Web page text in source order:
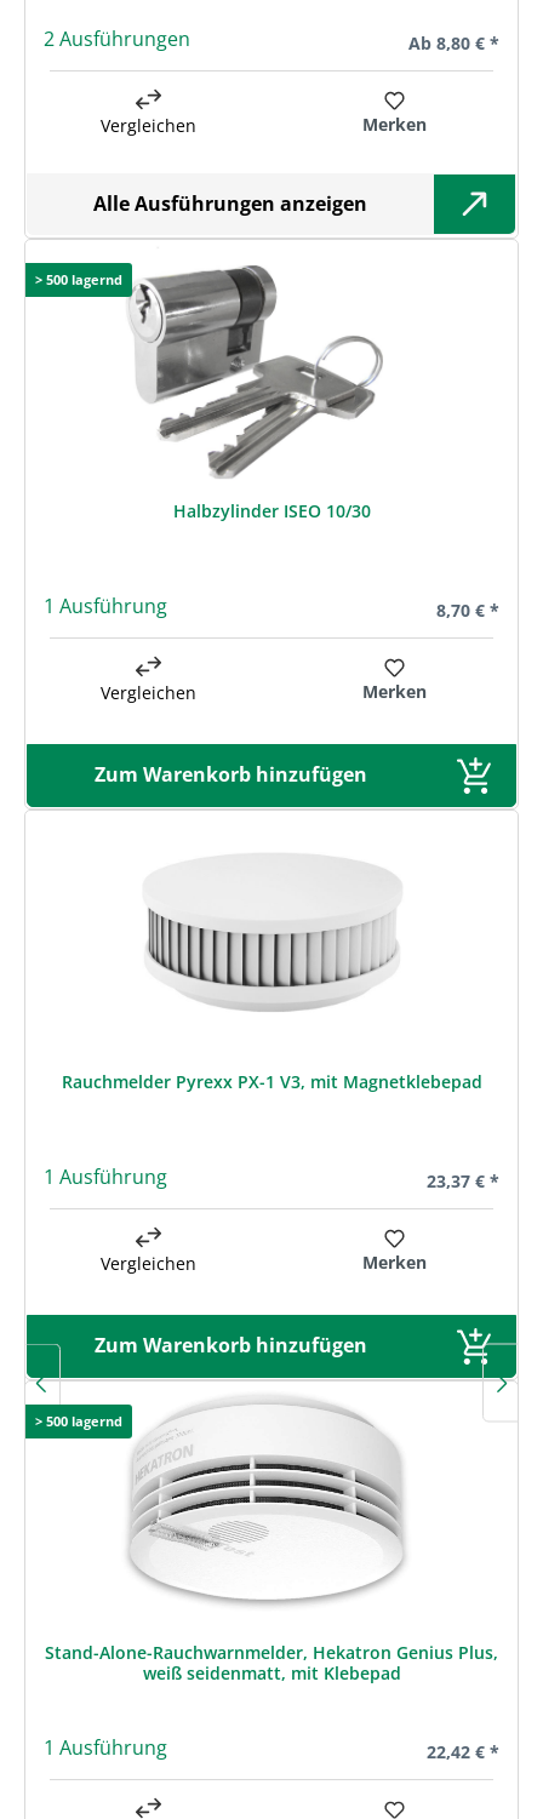
2 Ausführungen Regulärer Preis:
Ab 8,80 € *
Vergleichen Merken
Alle Ausführungen anzeigen
> 500 lagernd
Halbzylinder ISEO 10/30
1 Ausführung Regulärer
8,70 € *
Vergleichen Merken
Zum Warenkorb hinzufügen
Rauchmelder Pyrexx PX-1 V3, mit Magnetklebepad
1 Ausführung Regulärer
23,37 € *
Vergleichen Merken
Zum Warenkorb hinzufügen
> 500 lagernd
Stand-Alone-Rauchwarnmelder, Hekatron Genius Plus,
weiß seidenmatt, mit Klebepad
1 Ausführung Regulärer
22,42 € *